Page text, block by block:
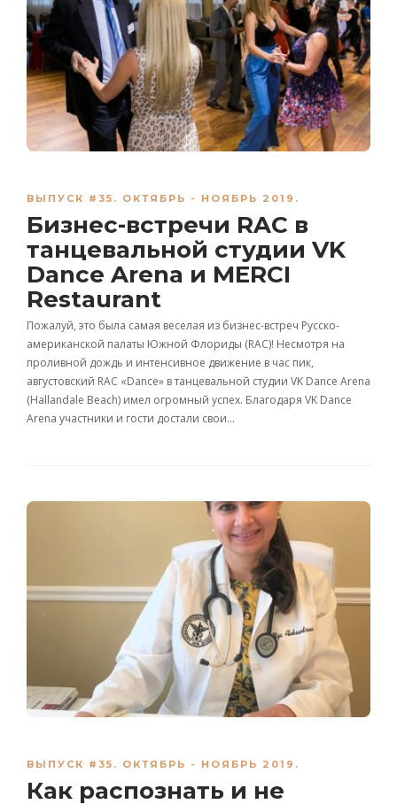
ВЫПУСК #35. ОКТЯБРЬ - НОЯБРЬ 2019.
Бизнес-встречи RAC в
танцевальной студии VK
Dance Arena и MERCI
Restaurant
Пожалуй, это была самая веселая из бизнес-встреч Русско-
американской палаты Южной Флориды (RAC)! Несмотря на
проливной дождь и интенсивное движение в час пик,
августовский RAC «Dance» в танцевальной студии VK Dance Arena
(Hallandale Beach) имел огромный успех. Благодаря VK Dance
Arena участники и гости достали свои…
ВЫПУСК #35. ОКТЯБРЬ - НОЯБРЬ 2019.
Как распознать и не